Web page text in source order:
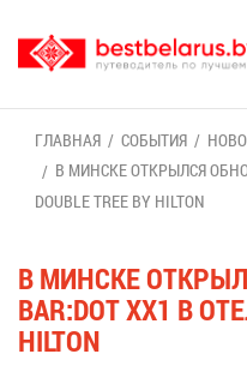
ГЛАВ­НАЯ СО­БЫ­ТИЯ
В МИН­СКЕ ОТ­КРЫЛ­СЯ
DOUBLE TREE BY HILTON
В МИН­СКЕ
BAR:DOT XX1 В
HILTON